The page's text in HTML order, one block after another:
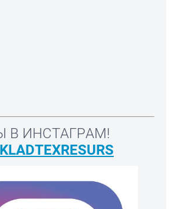
В ИНСТАГРАМ!